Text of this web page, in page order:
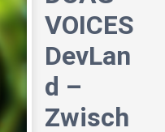
VOICES
DevLan
d –
Zwisch